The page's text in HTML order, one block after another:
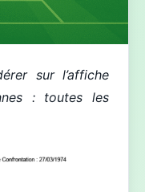
sur l’affiche
: toutes les